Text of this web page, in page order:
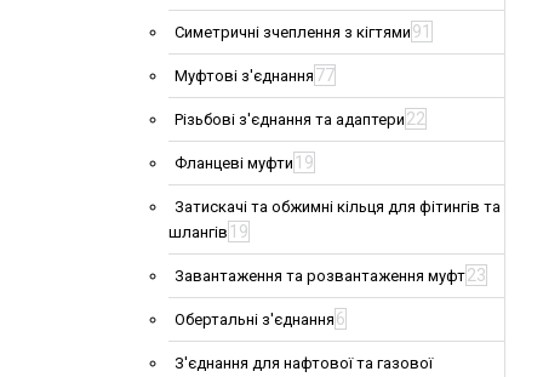
Симетричні зчеплення з кігтями 91
Муфтові з'єднання 77
Різьбові з'єднання та адаптери 22
Фланцеві муфти 19
Затискачі та обжимні кільця для фітингів та
шлангів 19
Завантаження та розвантаження муфт23
Обертальні з'єднання 6
З'єднання для нафтової та газової